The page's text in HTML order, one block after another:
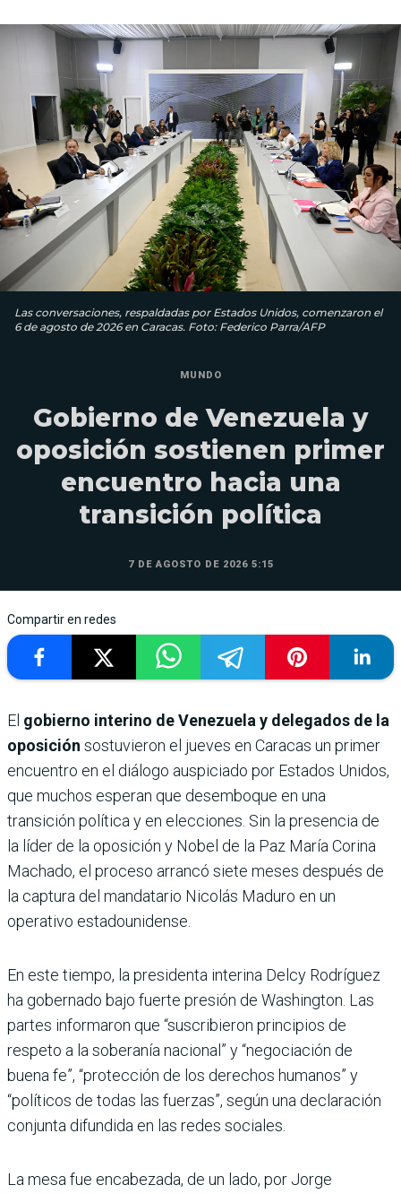
Las conversaciones, respaldadas por Estados Unidos, comenzaron el
6 de agosto de 2026 en Caracas. Foto: Federico Parra/AFP
MUNDO
Gobierno de Venezuela y
oposición sostienen primer
encuentro hacia una
transición política
7 DE AGOSTO DE 2026 5:15
Compartir en redes
El gobierno interino de Venezuela y delegados de la
oposición sostuvieron el jueves en Caracas un primer
encuentro en el diálogo auspiciado por Estados Unidos,
que muchos esperan que desemboque en una
transición política y en elecciones. Sin la presencia de
la líder de la oposición y Nobel de la Paz María Corina
Machado, el proceso arrancó siete meses después de
la captura del mandatario Nicolás Maduro en un
operativo estadounidense.
En este tiempo, la presidenta interina Delcy Rodríguez
ha gobernado bajo fuerte presión de Washington. Las
partes informaron que “suscribieron principios de
respeto a la soberanía nacional” y “negociación de
buena fe”, “protección de los derechos humanos” y
“políticos de todas las fuerzas”, según una declaración
conjunta difundida en las redes sociales.
La mesa fue encabezada, de un lado, por Jorge